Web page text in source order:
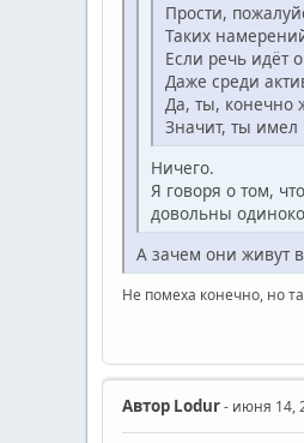
Прости,
Таких
Если речь идёт
Даже среди
Да, ты, конечно
Значит, ты имел
Ничего.
Я говоря о том,
довольны
А зачем они живут
Не помеха конечно, но
Автор Lodur- июня 14,